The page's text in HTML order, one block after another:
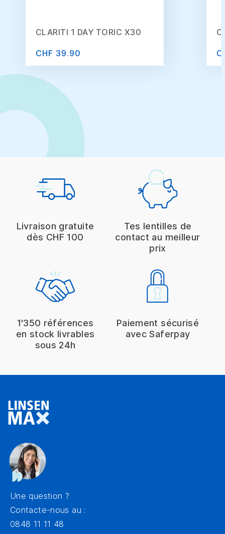
CLARITI 1 DAY TORIC X30
CHF 39.90
Livraison gratuite
dès CHF 100
Tes lentilles de
contact au meilleur
prix
1'350 références
en stock livrables
sous 24h
Paiement sécurisé
avec Saferpay
Une question ?
Contacte-nous au :
0848 11 11 48